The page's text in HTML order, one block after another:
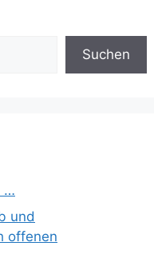
Suchen
…
und
offenen